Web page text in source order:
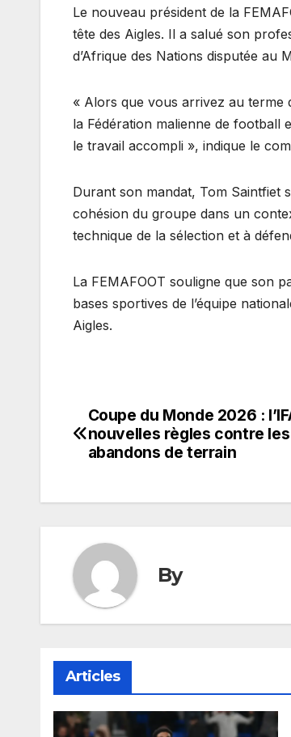
Le nouveau président de la
tête des Aigles. Il a salué son
d’Afrique des Nations disputée au
« Alors que vous arrivez au terme
la Fédération malienne de
le travail accompli », indique le
Durant son mandat, Tom Saintfiet
cohésion du groupe dans un
technique de la sélection et à
La FEMAFOOT souligne que son
bases sportives de l’équipe
Aigles.
Navigation
de
Coupe du Monde 2026 :
nouvelles règles contre
abandons de terrain
By
Articles